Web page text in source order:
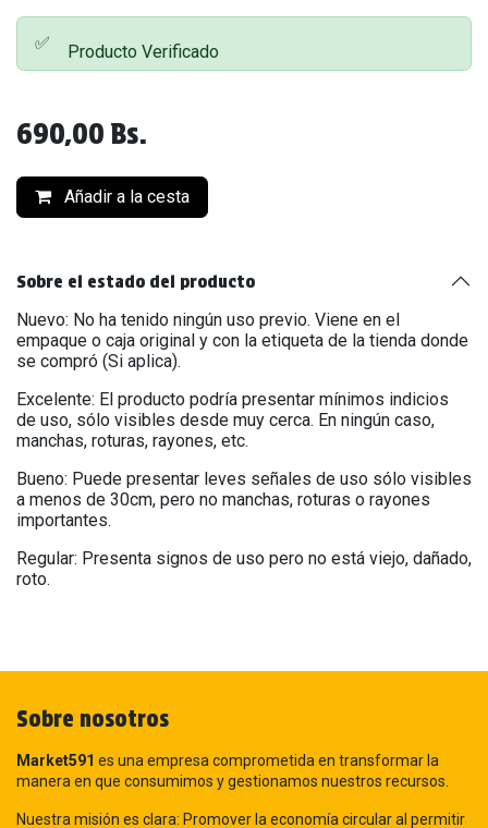
✅ Producto Verificado
690,00 Bs.
Añadir a la cesta
Sobre el estado del producto
Nuevo: No ha tenido ningún uso previo. Viene en el
empaque o caja original y con la etiqueta de la tienda donde
se compró (Si aplica).
Excelente: El producto podría presentar mínimos indicios
de uso, sólo visibles desde muy cerca. En ningún caso,
manchas, roturas, rayones, etc.
Bueno: Puede presentar leves señales de uso sólo visibles
a menos de 30cm, pero no manchas, roturas o rayones
importantes.
Regular: Presenta signos de uso pero no está viejo, dañado,
roto.
Sobre nosotros
Market591 es una empresa comprometida en transformar la
manera en que consumimos y gestionamos nuestros recursos.
Nuestra misión es clara: Promover la economía circular al permitir